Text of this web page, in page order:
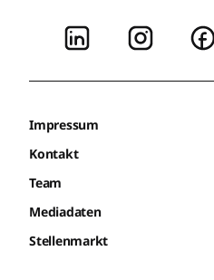
Impressum
Kontakt
Team
Mediadaten
Stellenmarkt